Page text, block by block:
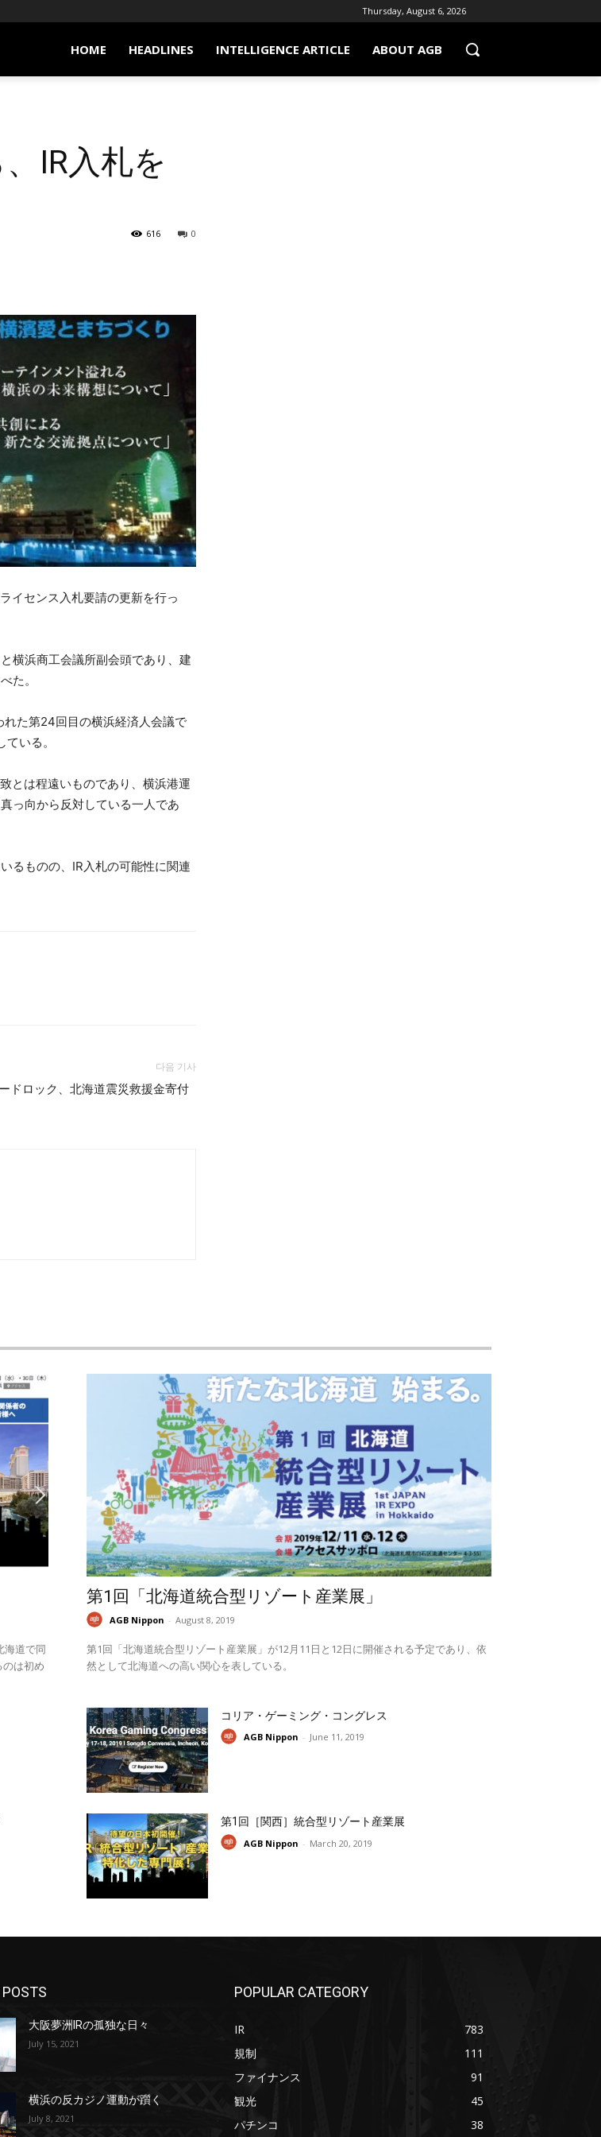
Thursday, August 6, 2026
HOME HEADLINES INTELLIGENCE ARTICLE ABOUT AGB
IR入札を
0
616
イセンス入札要請の更新を行っ
横浜商工会議所副会頭であり、建
た。
た第24回目の横浜経済人会議で
いる。
とは程遠いものであり、横浜港運
っ向から反対している一人であ
るものの、IR入札の可能性に関連
다음 기사
ドロック、北海道震災救援金寄付
海道で同
は初め
第1回「北海道統合型リゾート産業展」
AGB Nippon - August 8, 2019
第1回「北海道統合型リゾート産業展」が12月11日と12日に開催される予定であり、依
然として北海道への高い関心を表している。
コリア・ゲーミング・コングレス
AGB Nippon - June 11, 2019
第1回［関西］統合型リゾート産業展
AGB Nippon - March 20, 2019
大阪夢洲IRの孤独な日々
July 15, 2021
横浜の反カジノ運動が躓く
July 8, 2021
POPULAR CATEGORY
IR
783
規制
111
ファイナンス
91
観光
45
パチンコ
38